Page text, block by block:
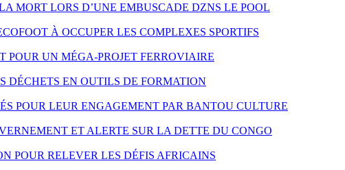
MORT LORS D’UNE EMBUSCADE DZNS LE POOL
À OCCUPER LES COMPLEXES SPORTIFS
POUR UN MÉGA-PROJET FERROVIAIRE
DÉCHETS EN OUTILS DE FORMATION
POUR LEUR ENGAGEMENT PAR BANTOU CULTURE
ET ALERTE SUR LA DETTE DU CONGO
POUR RELEVER LES DÉFIS AFRICAINS